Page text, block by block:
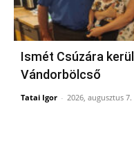
Ismét Csúzára
Vándorbölcső
Tatai Igor - 2026, augusztus 7.